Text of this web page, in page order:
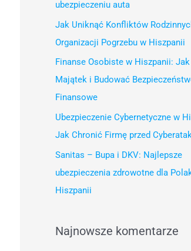
j
d
l
a
:
ubezpieczeniu auta
Jak Uniknąć Konfliktów
Organizacji Pogrzebu w Hiszpanii
Finanse Osobiste w Hiszpanii:
Majątek i Budować
Finansowe
Ubezpieczenie Cybernetyczne w
Jak Chronić Firmę przed
Sanitas – Bupa i DKV: Najlepsze
ubezpieczenia zdrowotne dla
Hiszpanii
Najnowsze komentarze